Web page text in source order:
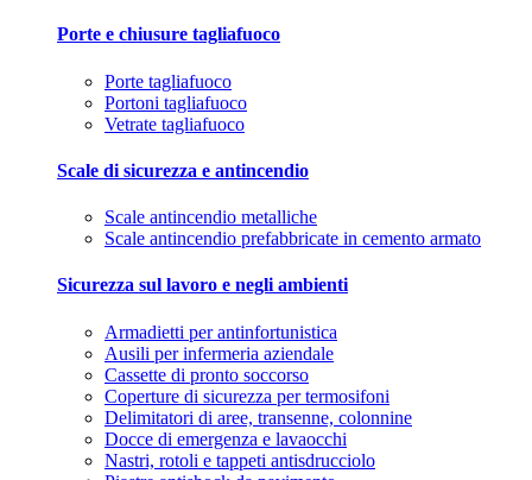
Porte e chiusure tagliafuoco
Porte tagliafuoco
Portoni tagliafuoco
Vetrate tagliafuoco
Scale di sicurezza e antincendio
Scale antincendio metalliche
Scale antincendio prefabbricate in cemento armato
Sicurezza sul lavoro e negli ambienti
Armadietti per antinfortunistica
Ausili per infermeria aziendale
Cassette di pronto soccorso
Coperture di sicurezza per termosifoni
Delimitatori di aree, transenne, colonnine
Docce di emergenza e lavaocchi
Nastri, rotoli e tappeti antisdrucciolo